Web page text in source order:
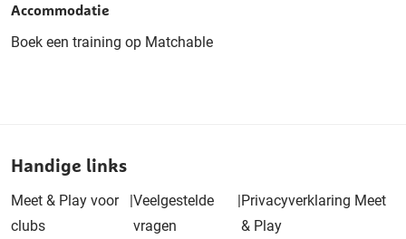
Accommodatie
Boek een training op Matchable
Handige links
Meet & Play voor
clubs
|Veelgestelde
vragen
Privacyverklaring Meet
& Play